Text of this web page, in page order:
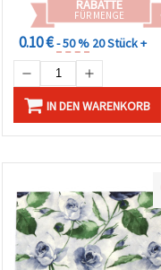
RABATTE
FÜR MENGE
0.10 €- 50 % 20 Stück +
IN DEN WARENKORB